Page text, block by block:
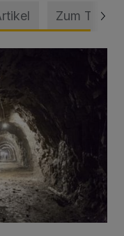
Zum Thema